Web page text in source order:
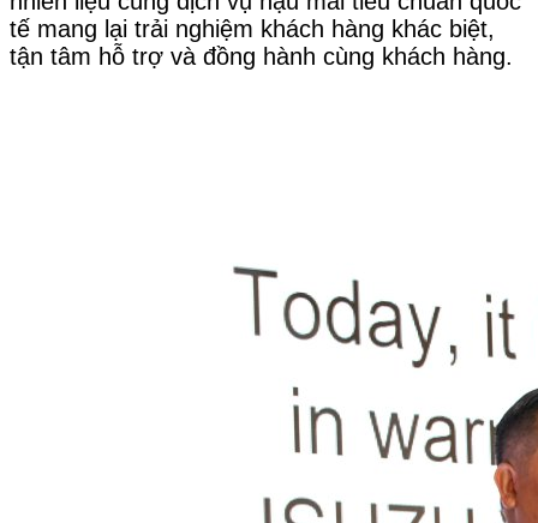
tế mang lại trải nghiệm khách hàng khác biệt,
tận tâm hỗ trợ và đồng hành cùng khách hàng.